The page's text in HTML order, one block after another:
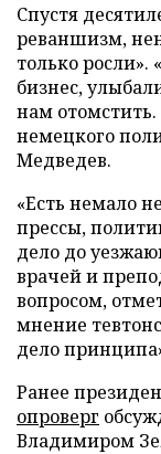
Спустя
реваншизм,
только
бизнес,
нам отомстить.
немецкого
Медведев.
«Есть немало
прессы,
дело до
врачей и
вопросом,
мнение
дело
Ранее
опроверг
Владимиром